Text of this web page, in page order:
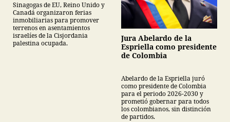
Sinagogas de EU, Reino Unido y
Canadá organizaron ferias
inmobiliarias para promover
terrenos en asentamientos
israelíes de la Cisjordania
palestina ocupada.
Jura Abelardo de la
Espriella como presidente
de Colombia
Abelardo de la Espriella juró
como presidente de Colombia
para el periodo 2026-2030 y
prometió gobernar para todos
los colombianos, sin distinción
de partidos.